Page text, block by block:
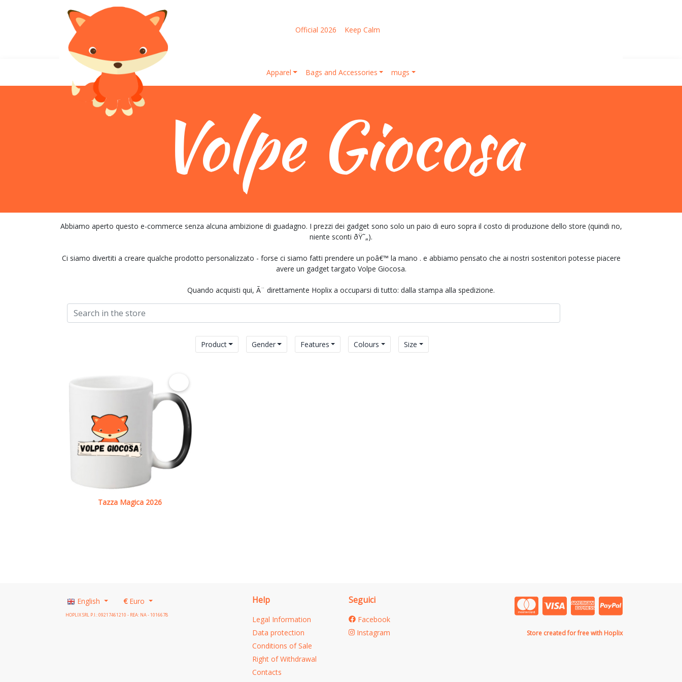
Official 2026 Keep Calm
Apparel Bags and Accessories mugs
Abbiamo aperto questo e-commerce senza alcuna ambizione di guadagno. I prezzi dei gadget sono solo un paio di euro sopra il costo di produzione dello store (quindi no,
niente sconti ðŸ˜„).
Ci siamo divertiti a creare qualche prodotto personalizzato - forse ci siamo fatti prendere un poâ€™ la mano . e abbiamo pensato che ai nostri sostenitori potesse piacere
avere un gadget targato Volpe Giocosa.
Quando acquisti qui, Ã¨ direttamente Hoplix a occuparsi di tutto: dalla stampa alla spedizione.
Tazza Magica 2026
Product Gender Features Colours Size
English €Euro
HOPLIX SRL P.I.: 09217461210 - REA: NA - 1016678
Help
Legal Information
Data protection
Conditions of Sale
Right of Withdrawal
Contacts
Seguici
Facebook
Instagram
Store created for free with Hoplix